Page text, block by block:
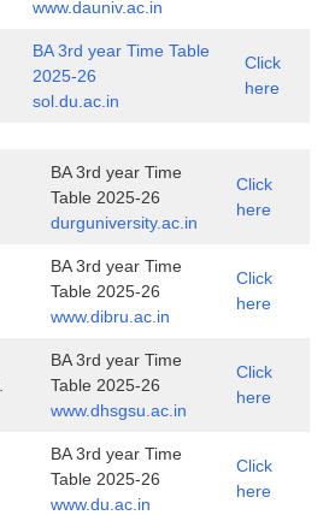
www.dauniv.ac.in
BA 3rd year Time Table
2025-26
sol.du.ac.in
Click
here
BA 3rd year Time
Table 2025-26
durguniversity.ac.in
Click
here
BA 3rd year Time
Table 2025-26
www.dibru.ac.in
Click
here
BA 3rd year Time
Table 2025-26
www.dhsgsu.ac.in
Click
here
BA 3rd year Time
Table 2025-26
www.du.ac.in
Click
here